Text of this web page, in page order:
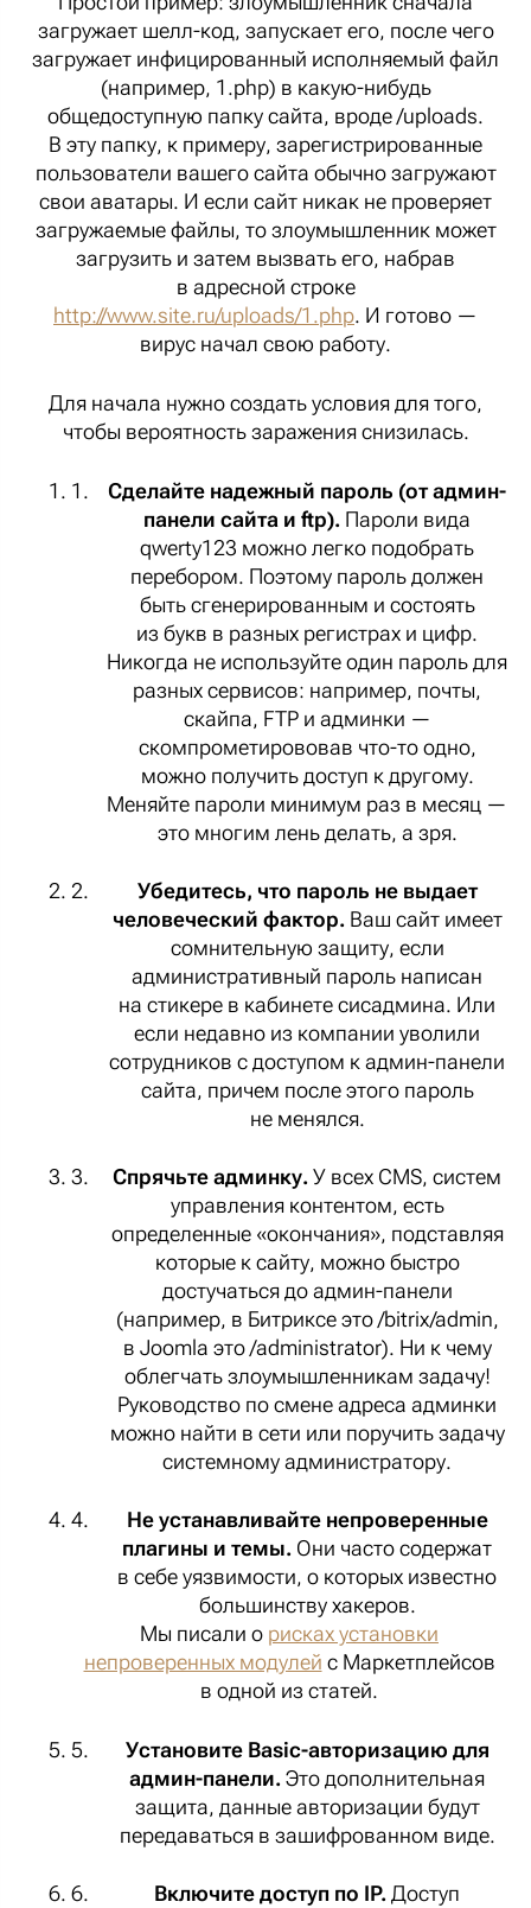
загружает шелл-код, запускает его, после чего
загружает инфицированный исполняемый файл
(например, 1.php) в какую-нибудь
общедоступную папку сайта, вроде /uploads.
В эту папку, к примеру, зарегистрированные
пользователи вашего сайта обычно загружают
свои аватары. И если сайт никак не проверяет
загружаемые файлы, то злоумышленник может
загрузить и затем вызвать его, набрав
в адресной строке
http://www.site.ru/uploads/1.php. И готово —
вирус начал свою работу.
Для начала нужно создать условия для того,
чтобы вероятность заражения снизилась.
Сделайте надежный пароль (от админ-
панели сайта и ftp). Пароли вида
qwerty123 можно легко подобрать
перебором. Поэтому пароль должен
быть сгенерированным и состоять
из букв в разных регистрах и цифр.
Никогда не используйте один пароль для
разных сервисов: например, почты,
скайпа, FTP и админки —
скомпрометирововав что-то одно,
можно получить доступ к другому.
Меняйте пароли минимум раз в месяц —
это многим лень делать, а зря.
Убедитесь, что пароль не выдает
человеческий фактор.Ваш сайт имеет
сомнительную защиту, если
административный пароль написан
на стикере в кабинете сисадмина. Или
если недавно из компании уволили
сотрудников с доступом к админ-панели
сайта, причем после этого пароль
не менялся.
Спрячьте админку.У всех CMS, систем
управления контентом, есть
определенные «окончания», подставляя
которые к сайту, можно быстро
достучаться до админ-панели
(например, в Битриксе это /bitrix/admin,
в Joomla это /administrator). Ни к чему
облегчать злоумышленникам задачу!
Руководство по смене адреса админки
можно найти в сети или поручить задачу
системному администратору.
Не устанавливайте непроверенные
плагины и темы. Они часто содержат
в себе уязвимости, о которых известно
большинству хакеров.
Мы писали о рисках установки
непроверенных модулей с Маркетплейсов
в одной из статей.
Установите Basic-авторизацию для
админ-панели.Это дополнительная
защита, данные авторизации будут
передаваться в зашифрованном виде.
Включите доступ по IP.Доступ